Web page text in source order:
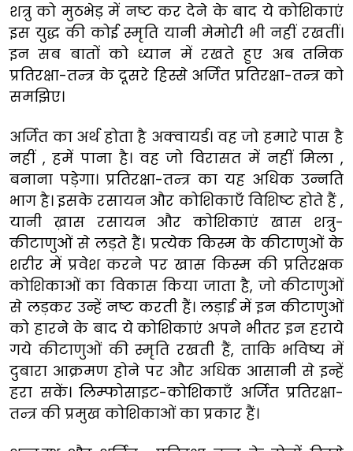
शत्रु को मुठभेड़ में नष्ट कर देने के बाद ये कोशिकाएं
इस युद्ध की कोई स्मृति यानी मेमोरी भी नहीं रखतीं।
इन सब बातों को ध्यान में रखते हुए अब तनिक
प्रतिरक्षा-तन्त्र के दूसरे हिस्से अर्जित प्रतिरक्षा-तन्त्र को
समझिए।
अर्जित का अर्थ होता है अक्वायर्ड। वह जो हमारे पास है
नहीं , हमें पाना है। वह जो विरासत में नहीं मिला ,
बनाना पड़ेगा। प्रतिरक्षा-तन्त्र का यह अधिक उन्नति
भाग है। इसके रसायन और कोशिकाएँ विशिष्ट होते हैं ,
यानी ख़ास रसायन और कोशिकाएं खास शत्रु-
कीटाणुओं से लड़ते हैं। प्रत्येक किस्म के कीटाणुओं के
शरीर में प्रवेश करने पर खास किस्म की प्रतिरक्षक
कोशिकाओं का विकास किया जाता है, जो कीटाणुओं
से लड़कर उन्हें नष्ट करती हैं। लड़ाई में इन कीटाणुओं
को हारने के बाद ये कोशिकाएं अपने भीतर इन हराये
गये कीटाणुओं की स्मृति रखती हैं, ताकि भविष्य में
दुबारा आक्रमण होने पर और अधिक आसानी से इन्हें
हरा सकें। लिम्फोसाइट-कोशिकाएँ अर्जित प्रतिरक्षा-
तन्त्र की प्रमुख कोशिकाओं का प्रकार हैं।